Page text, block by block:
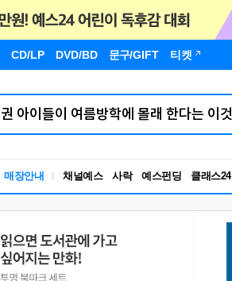
CD/LP DVD/BD 문구/GIFT 티켓
매장안내 채널예스 사락 예스펀딩 클래스24